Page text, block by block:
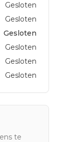
Gesloten
Gesloten
Gesloten
Gesloten
Gesloten
Gesloten
te